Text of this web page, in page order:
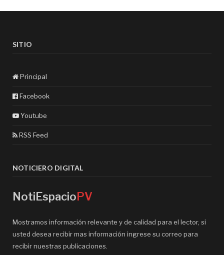
SITIO
Principal
Facebook
Youtube
RSS Feed
NOTICIERO DIGITAL
NotiEspacioPV
Mostramos información relevante y de calidad para el lector, si
usted desea recibir mas información ingrese su correo para
recibir nuestras publicaciones.